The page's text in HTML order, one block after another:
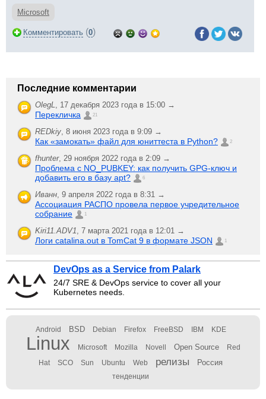
Microsoft
Комментировать (0)
Последние комментарии
OlegL, 17 декабря 2023 года в 15:00 →
Перекличка 21
REDkiy, 8 июня 2023 года в 9:09 →
Как «замокать» файл для юниттеста в Python? 2
fhunter, 29 ноября 2022 года в 2:09 →
Проблема с NO_PUBKEY: как получить GPG-ключ и
добавить его в базу apt?
6
Иванн, 9 апреля 2022 года в 8:31 →
Ассоциация РАСПО провела первое учредительное
собрание
1
Kiri11.ADV1, 7 марта 2021 года в 12:01 →
Логи catalina.out в TomCat 9 в формате JSON 1
DevOps as a Service from Palark
24/7 SRE & DevOps service to cover all your
Kubernetes needs.
Android BSD Debian Firefox FreeBSD IBM KDE
Linux Microsoft Mozilla Novell Open Source Red
Hat SCO Sun Ubuntu Web релизы Россия
тенденции